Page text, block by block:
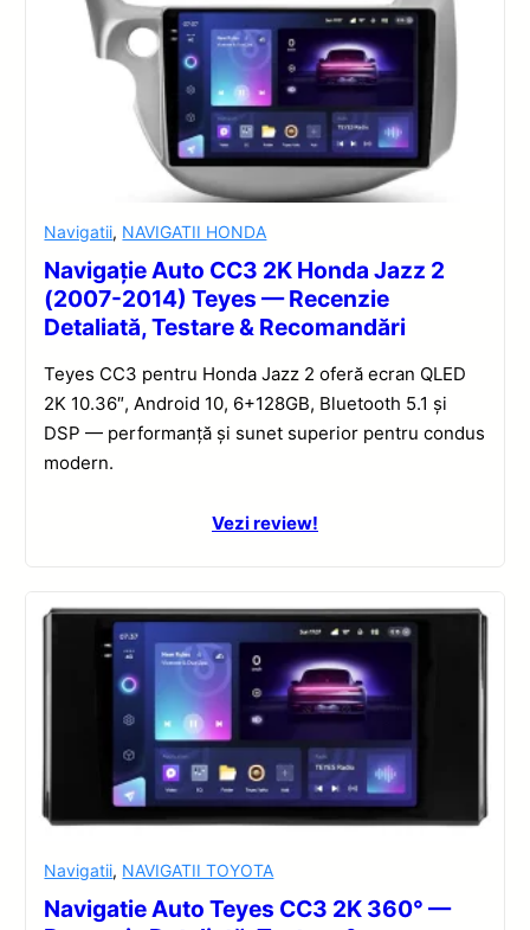
Navigatii, NAVIGATII HONDA
Navigație Auto CC3 2K Honda Jazz 2
(2007-2014) Teyes — Recenzie
Detaliată, Testare & Recomandări
Teyes CC3 pentru Honda Jazz 2 oferă ecran QLED
2K 10.36″, Android 10, 6+128GB, Bluetooth 5.1 și
DSP — performanță și sunet superior pentru condus
modern.
Vezi review!
Navigatii, NAVIGATII TOYOTA
Navigatie Auto Teyes CC3 2K 360° —